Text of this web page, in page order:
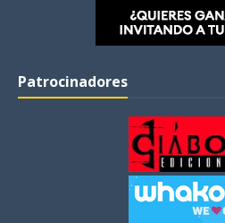
Patrocinadores